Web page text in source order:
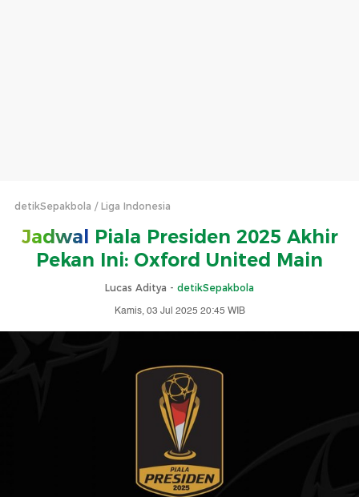
detikSepakbola Liga Indonesia
Jadwal
Piala Presiden 2025 Akhir
Pekan Ini: Oxford United Main
Lucas Aditya - detikSepakbola
Kamis, 03 Jul 2025 20:45 WIB